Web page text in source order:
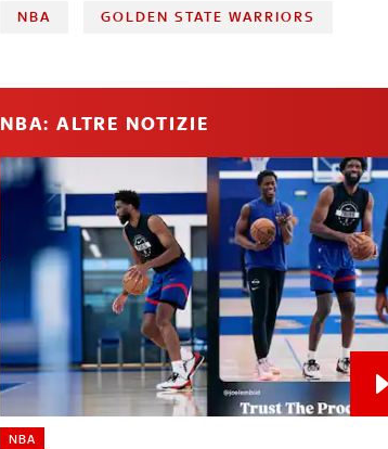
NBA GOLDEN STATE WARRIORS
NBA: ALTRE NOTIZIE
NBA